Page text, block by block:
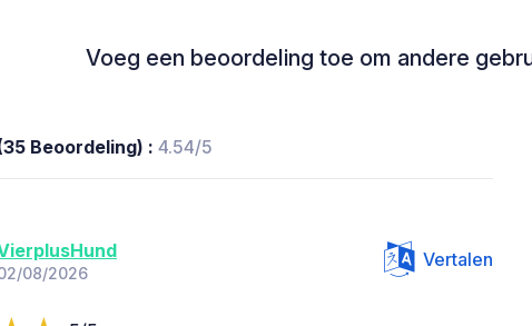
Voeg een beoordeling toe om andere
Beoordeling) : 4.54/5
08/2026
Vertalen